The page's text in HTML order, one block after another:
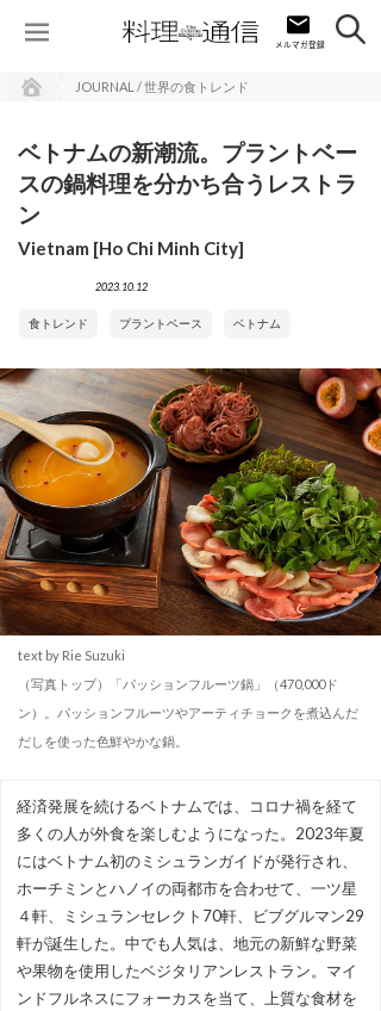
JOURNAL / 世界の食トレンド
ベトナムの新潮流。プラントベー
スの鍋料理を分かち合うレストラ
ン
Vietnam [Ho Chi Minh City]
2023.10.12
食トレンド プラントベース ベトナム
text by Rie Suzuki
（写真トップ）「パッションフルーツ鍋」（470,000ド
ン）。パッションフルーツやアーティチョークを煮込んだ
だしを使った色鮮やかな鍋。
経済発展を続けるベトナムでは、コロナ禍を経て
多くの人が外食を楽しむようになった。2023年夏
にはベトナム初のミシュランガイドが発行され、
ホーチミンとハノイの両都市を合わせて、一ツ星
４軒、ミシュランセレクト70軒、ビブグルマン29
軒が誕生した。中でも人気は、地元の新鮮な野菜
や果物を使用したベジタリアンレストラン。マイ
ンドフルネスにフォーカスを当て、上質な食材を